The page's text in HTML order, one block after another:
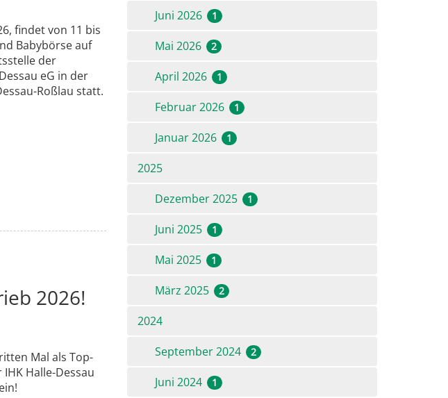
findet von 11 bis
Babybörse auf
der
eG in der
Roßlau statt.
2026!
2026!
Mal als Top-
Halle-Dessau
Juni 2026
1
Mai 2026 2
April 2026 1
Februar 2026 1
Januar 2026 1
2025
Dezember 2025
1
Juni 2025 1
Mai 2025 1
März 2025 2
2024
September 2024
2
Juni 2024 1